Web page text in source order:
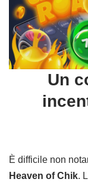
Un
È difficile non
Heaven of Chik.